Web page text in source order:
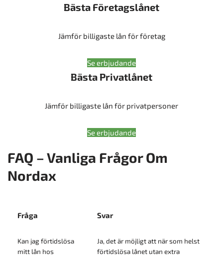
Bästa Företagslånet
Jämför billigaste lån för företag
Se erbjudande
Bästa Privatlånet
Jämför billigaste lån för privatpersoner
Se erbjudande
FAQ – Vanliga Frågor Om
Nordax
Fråga Svar
Kan jag förtidslösa
mitt lån hos
Ja, det är möjligt att när som helst
förtidslösa lånet utan extra